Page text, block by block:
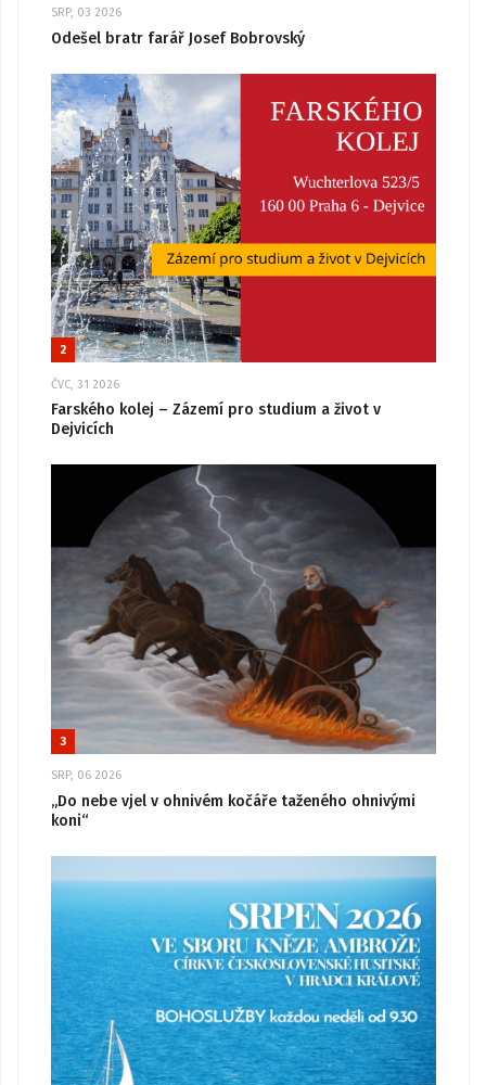
SRP, 03 2026
Odešel bratr farář Josef Bobrovský
2
ČVC, 31 2026
Farského kolej – Zázemí pro studium a život v
Dejvicích
3
SRP, 06 2026
„Do nebe vjel v ohnivém kočáře taženého ohnivými
koni“